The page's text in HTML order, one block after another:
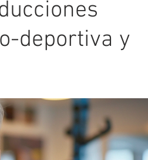
deportiva y